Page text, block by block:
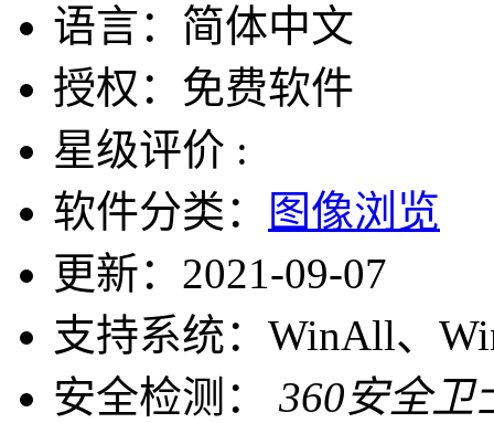
语言： 简体中文
授权： 免费软件
星级评价 :
软件分类：
图像浏览
更新： 2021-09-07
支持系统： WinAll、
安全检测：
360安全卫